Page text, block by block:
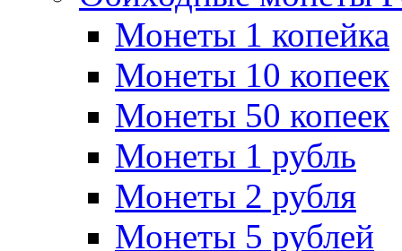
Монеты 1 копейка
Монеты 10 копеек
Монеты 50 копеек
Монеты 1 рубль
Монеты 2 рубля
Монеты 5 рублей